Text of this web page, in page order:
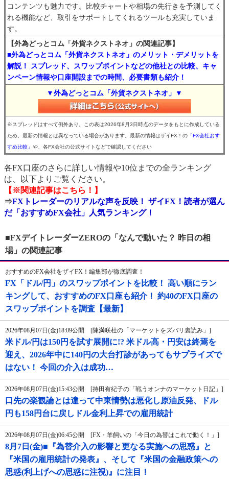
コンテンツも魅力です。比較チャートや相場の先行きを予測してく
れる機能など、取引をサポートしてくれるツールも充実していま
す。
【外為どっとコム「外貨ネクストネオ」の関連記事】
■外為どっとコム「外貨ネクストネオ」のメリット・デメリットを
解説！ スプレッド、スワップポイントなどの他社との比較、キャ
ンペーン情報や口座開設までの時間、必要書類も紹介！
▼外為どっとコム「外貨ネクストネオ」▼
※スプレッドはすべて例外あり。この表は2026年8月3日時点のデータをもとに作成している
ため、最新の情報とは異なっている場合があります。最新の情報はザイFX！の 「FX会社おす
すめ比較」 や、各FX会社の公式サイトなどで確認してください
各FX口座のさらに詳しい情報や10位までの全ランキング
は、以下よりご覧ください。
【※関連記事はこちら！】
⇒FXトレーダーのリアルな声を反映！ ザイFX！読者が選ん
だ「おすすめFX会社」人気ランキング！
■FXデイトレーダーZEROの「なんで動いた？ 昨日の相
場」の関連記事
おすすめのFX会社をザイFX！編集部が徹底調査！
FX「ドル/円」のスワップポイントを比較！ 高い順にラン
キングして、おすすめのFX口座も紹介！ 約40のFX口座の
スワップポイントを調査【最新】
2026年08月07日(金)18:09公開 [陳満咲杜の「マーケットをズバリ裏読み」]
米ドル/円は150円を試す展開に!? 米ドル高・円安は終焉を
迎え、2026年中に140円の大台打診があってもサプライズで
はない！ 今回の介入は成功…
2026年08月07日(金)15:43公開 [持田有紀子の「戦うオンナのマーケット日記」]
口先の楽観論とは違って中東情勢は悪化し原油反発、ドル
円も158円台に戻しドル金利上昇での雇用統計
2026年08月07日(金)06:45公開 [FX・羊飼いの「今日の為替はこれで動く！」]
8月7日(金)■『為替介入の影響と更なる実施への思惑』と
『米国の雇用統計の発表』、そして『米国の金融政策への
思惑(利上げへの思惑に注視)』に注目！